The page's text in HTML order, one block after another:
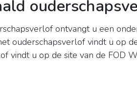
ontvangt u een
ouderschapsverlof vindt u op
vindt u op de site van de FOD